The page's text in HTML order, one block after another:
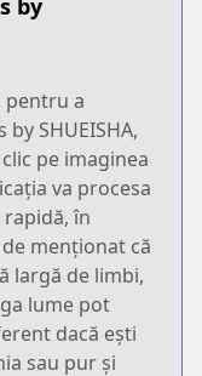
by
pentru a
SHUEISHA,
pe imaginea
va procesa
în
menționat că
largă de limbi,
lume pot
dacă ești
sau pur și